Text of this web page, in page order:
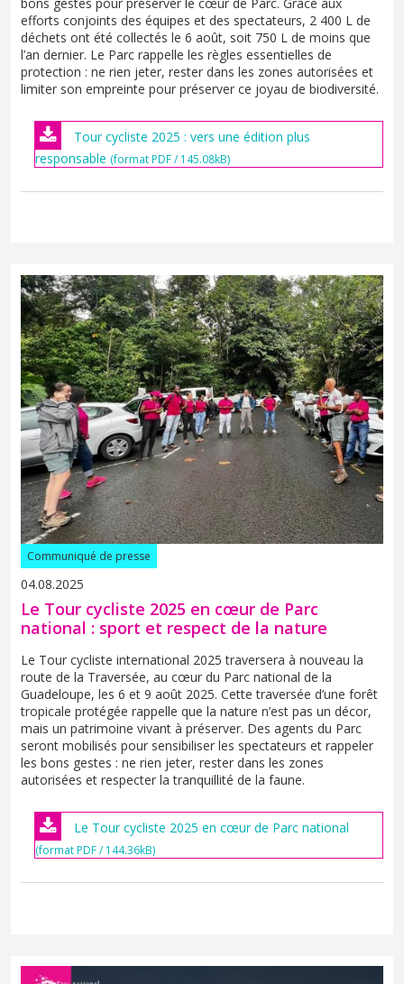
efforts conjoints des équipes et des spectateurs, 2 400 L de
déchets ont été collectés le 6 août, soit 750 L de moins que
l’an dernier. Le Parc rappelle les règles essentielles de
protection : ne rien jeter, rester dans les zones autorisées et
limiter son empreinte pour préserver ce joyau de biodiversité.
Tour cycliste 2025 : vers une édition plus
responsable (format PDF / 145.08kB)
Communiqué de presse
04.08.2025
Le Tour cycliste 2025 en cœur de Parc
national : sport et respect de la nature
Le Tour cycliste international 2025 traversera à nouveau la
route de la Traversée, au cœur du Parc national de la
Guadeloupe, les 6 et 9 août 2025. Cette traversée d’une forêt
tropicale protégée rappelle que la nature n’est pas un décor,
mais un patrimoine vivant à préserver. Des agents du Parc
seront mobilisés pour sensibiliser les spectateurs et rappeler
les bons gestes : ne rien jeter, rester dans les zones
autorisées et respecter la tranquillité de la faune.
Le Tour cycliste 2025 en cœur de Parc national
(format PDF / 144.36kB)